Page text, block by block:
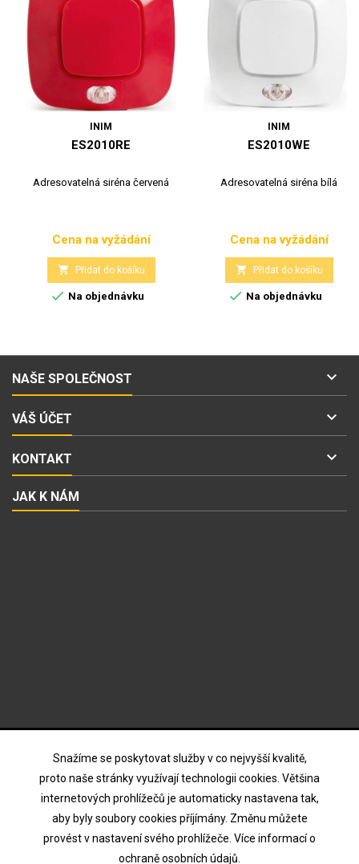
Snažíme se poskytovat služby v co nejvyšší kvalitě,
proto naše stránky využívají technologii cookies. Většina
internetových prohlížečů je automaticky nastavena tak,
aby byly soubory cookies příjímány. Změnu můžete
provést v nastavení svého prohlížeče. Více informací o
ochraně osobních údajů.
INIM
ES2010RE
Adresovatelná siréna červená
Cena
Cena na vyžádání
 Přidat do košíku
 Na objednávku
INIM
ES2010WE
Adresovatelná siréna bílá
Cena
Cena na vyžádání
 Přidat do košíku
 Na objednávku
NAŠE SPOLEČNOST 
VÁŠ ÚČET 
KONTAKT 
JAK K NÁM
Souhlasím s podmínkami a zásadami ochrany osobních
údajů